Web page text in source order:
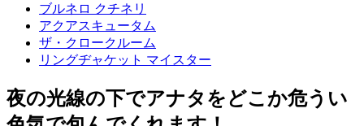
ブルネロ クチネリ
アクアスキュータム
ザ・クロークルーム
リングヂャケット マイスター
夜の光線の下でアナタをどこか危うい